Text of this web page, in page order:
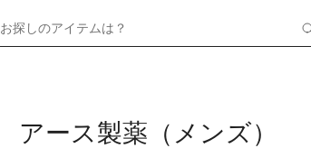
お探しのアイテムは？
アース製薬（メンズ）